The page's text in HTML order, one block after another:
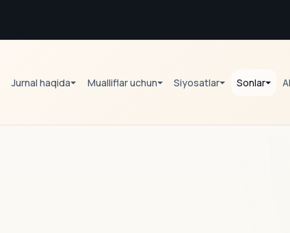
Jurnal haqida Mualliflar uchun Siyosatlar Sonlar